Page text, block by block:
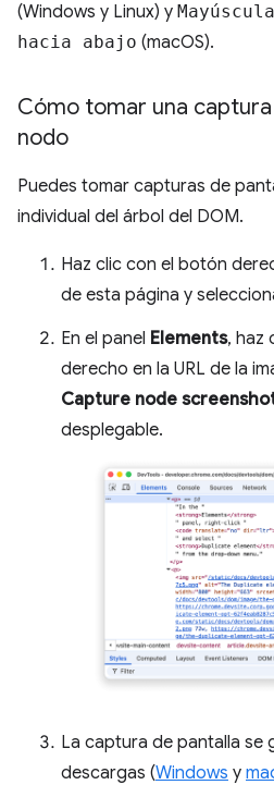
(Windows y Linux) y
hacia abajo (macOS).
Cómo tomar una
nodo
Puedes tomar capturas de
individual del árbol del DOM.
Haz clic con el botón
de esta página y
En el panel Elements, haz
derecho en la URL de la
Capture node
desplegable.
La captura de pantalla se
descargas (Windows y